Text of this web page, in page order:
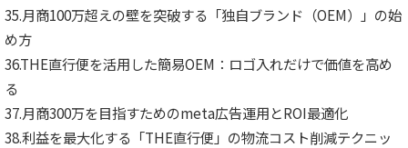
35.月商100万超えの壁を突破する「独自ブランド（OEM）」の始
め方
36.THE直行便を活用した簡易OEM：ロゴ入れだけで価値を高め
る
37.月商300万を目指すためのmeta広告運用とROI最適化
38.利益を最大化する「THE直行便」の物流コスト削減テクニッ